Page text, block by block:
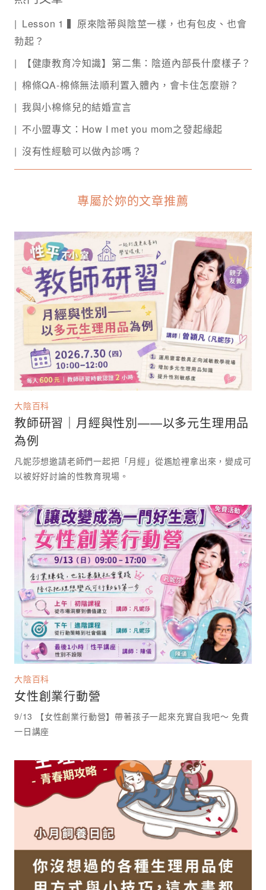
Lesson 1 ▍原來陰蒂與陰莖一樣，也有包皮、也會
勃起？
【健康教育冷知識】第二集：陰道內部長什麼樣子？
棉條QA-棉條無法順利置入體內，會卡住怎麼辦？
我與小棉條兒的結婚宣言
不小盟專文：How I met you mom之發起緣起
沒有性經驗可以做內診嗎？
專屬於妳的文章推薦
大陰百科
教師研習｜月經與性別——以多元生理用品
為例
凡妮莎想邀請老師們一起把「月經」從尷尬裡拿出來，變成可
大陰百科
女性創業行動營
9/13 【女性創業行動營】帶著孩子一起來充實自我吧～ 免費